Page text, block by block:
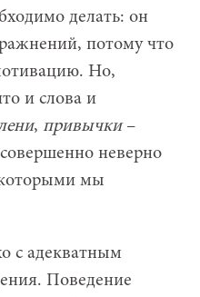
делать: он
потому что
Но,
и слова и
, привычки–
неверно
мы
с адекватным
Поведение